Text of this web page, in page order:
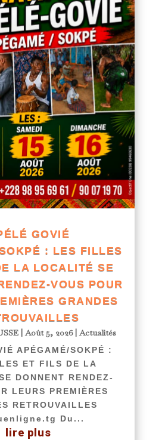
GOVIÉ
: LES FILLES
LA LOCALITÉ SE
VOUS POUR
GRANDES
|Août 5, 2026|Actualités
APÉGAMÉ/SOKPÉ :
ET FILS DE LA
DONNENT RENDEZ-
LEURS PREMIÈRES
RETROUVAILLES
Du...
lire plus